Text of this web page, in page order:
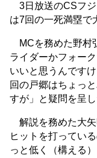
3日放送のCSフジ
は7回の一死満塁で
MCを務めた野村
ライダーかフォー
いいと思うんです
回の戸郷はちょっ
すが」と疑問を呈し
解説を務めた大矢
ヒットを打ってい
っと低く（構える